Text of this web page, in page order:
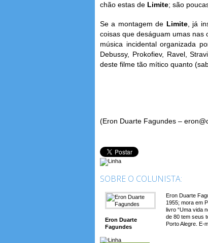
chão estas de Limite; são
Se a montagem de Limite, já
coisas que deságuam umas nas
música incidental organizada
Debussy, Prokofiev, Ravel,
deste filme tão mítico quanto
(Eron Duarte Fagundes –
SOBRE O COLUNISTA:
Eron Duarte
Fagundes
Eron Duarte
1955; mora em
livro “Uma vida
de 80 tem seus
Porto Alegre. E-